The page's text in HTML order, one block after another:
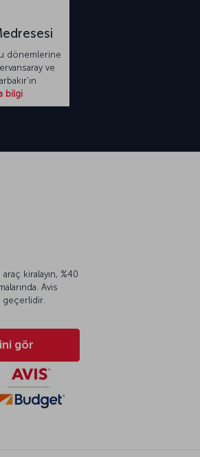
dönemlerine
ve
bilgi
araç kiralayın, %40
Avis
geçerlidir.
gör